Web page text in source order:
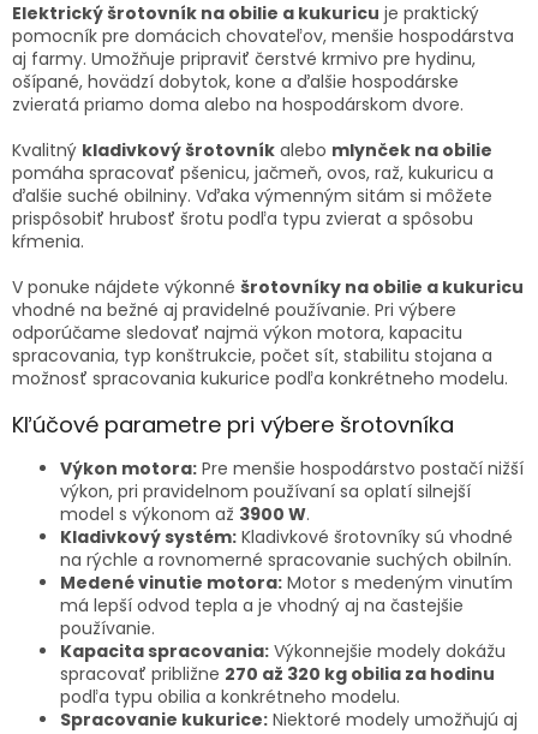
c
i
e
p
r
k
y
v
ý
s
u
Elektrický šrotovník na obilie a kukuricu je praktický
pomocník pre domácich chovateľov, menšie hospodárstva
aj farmy. Umožňuje pripraviť čerstvé krmivo pre hydinu,
ošípané, hovädzí dobytok, kone a ďalšie hospodárske
zvieratá priamo doma alebo na hospodárskom dvore.
Kvalitný kladivkový šrotovník alebo mlynček na obilie
pomáha spracovať pšenicu, jačmeň, ovos, raž, kukuricu a
ďalšie suché obilniny. Vďaka výmenným sitám si môžete
prispôsobiť hrubosť šrotu podľa typu zvierat a spôsobu
kŕmenia.
V ponuke nájdete výkonné šrotovníky na obilie a kukuricu
vhodné na bežné aj pravidelné používanie. Pri výbere
odporúčame sledovať najmä výkon motora, kapacitu
spracovania, typ konštrukcie, počet sít, stabilitu stojana a
možnosť spracovania kukurice podľa konkrétneho modelu.
Kľúčové parametre pri výbere šrotovníka
Výkon motora: Pre menšie hospodárstvo postačí nižší
výkon, pri pravidelnom používaní sa oplatí silnejší
model s výkonom až 3900 W.
Kladivkový systém: Kladivkové šrotovníky sú vhodné
na rýchle a rovnomerné spracovanie suchých obilnín.
Medené vinutie motora: Motor s medeným vinutím
má lepší odvod tepla a je vhodný aj na častejšie
používanie.
Kapacita spracovania: Výkonnejšie modely dokážu
spracovať približne 270 až 320 kg obilia za hodinu
podľa typu obilia a konkrétneho modelu.
Spracovanie kukurice: Niektoré modely umožňujú aj